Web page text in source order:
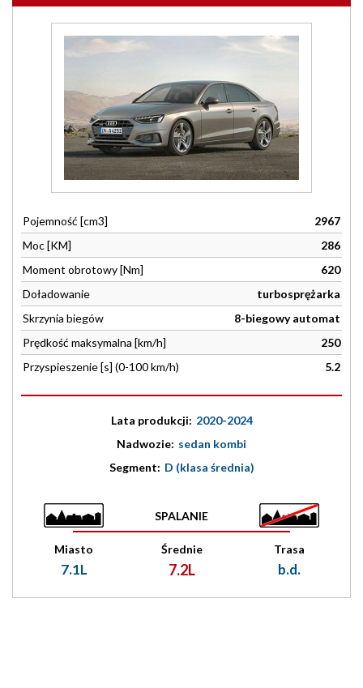
Pojemność [cm3]
2967
Moc [KM]
286
Moment obrotowy [Nm]
620
Doładowanie
turbosprężarka
Skrzynia biegów
8-biegowy automat
Prędkość maksymalna [km/h]
250
Przyspieszenie [s] (0-100 km/h)
5.2
Lata produkcji: 2020-2024
Nadwozie: sedan kombi
Segment: D (klasa średnia)
SPALANIE
Miasto
7.1L
Średnie
7.2L
Trasa
b.d.